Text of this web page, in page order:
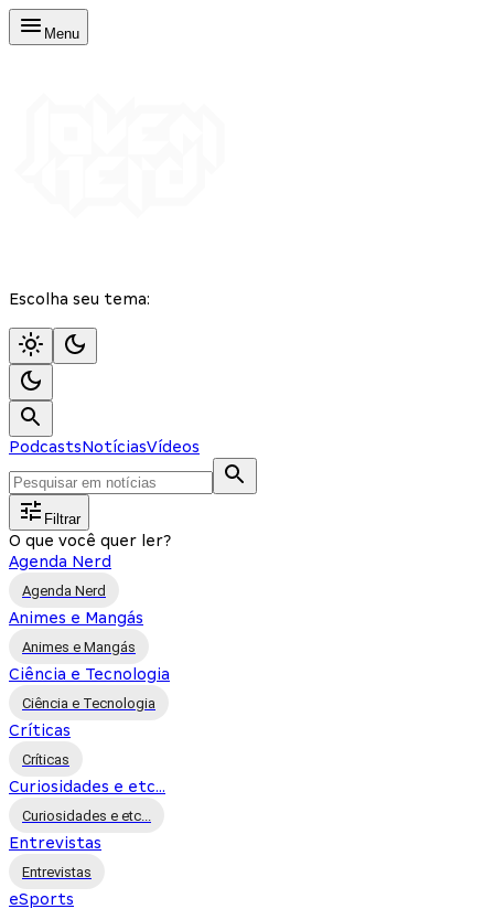
Menu
Escolha seu tema:
PodcastsNotíciasVídeos
Filtrar
O que você quer ler?
Agenda Nerd
Agenda Nerd
Animes e Mangás
Animes e Mangás
Ciência e Tecnologia
Ciência e Tecnologia
Críticas
Críticas
Curiosidades e etc...
Curiosidades e etc...
Entrevistas
Entrevistas
eSports